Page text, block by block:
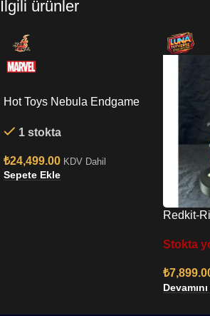
İlgili ürünler
Hot Toys Nebula Endgame
1 stokta
₺24,499.00 KDV Dahil
Sepete Ekle
Redkit-
Stokta
₺